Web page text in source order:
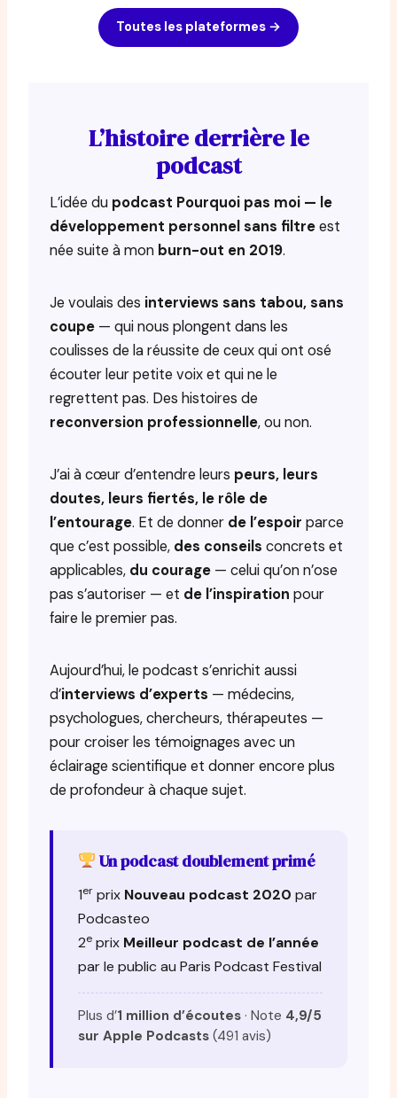
Toutes les plateformes →
L’histoire derrière le
podcast
L’idée du podcast Pourquoi pas moi — le
développement personnel sans filtreest
née suite à mon burn-out en 2019.
Je voulais des interviews sans tabou, sans
coupe — qui nous plongent dans les
coulisses de la réussite de ceux qui ont osé
écouter leur petite voix et qui ne le
regrettent pas. Des histoires de
reconversion professionnelle, ou non.
J’ai à cœur d’entendre leurs peurs, leurs
doutes, leurs fiertés, le rôle de
l’entourage. Et de donner de l’espoir parce
que c’est possible, des conseils concrets et
applicables, du courage — celui qu’on n’ose
pas s’autoriser — et de l’inspiration pour
faire le premier pas.
Aujourd’hui, le podcast s’enrichit aussi
d’interviews d’experts — médecins,
psychologues, chercheurs, thérapeutes —
pour croiser les témoignages avec un
éclairage scientifique et donner encore plus
de profondeur à chaque sujet.
Un podcast doublement primé
1er prix Nouveau podcast 2020 par
Podcasteo
2e prix Meilleur podcast de l’année
par le public au Paris Podcast Festival
Plus d’1 million d’écoutes · Note 4,9/5
sur Apple Podcasts (491 avis)